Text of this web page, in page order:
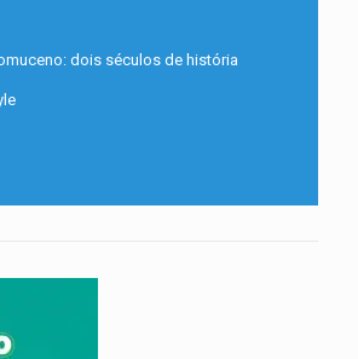
dois séculos de história